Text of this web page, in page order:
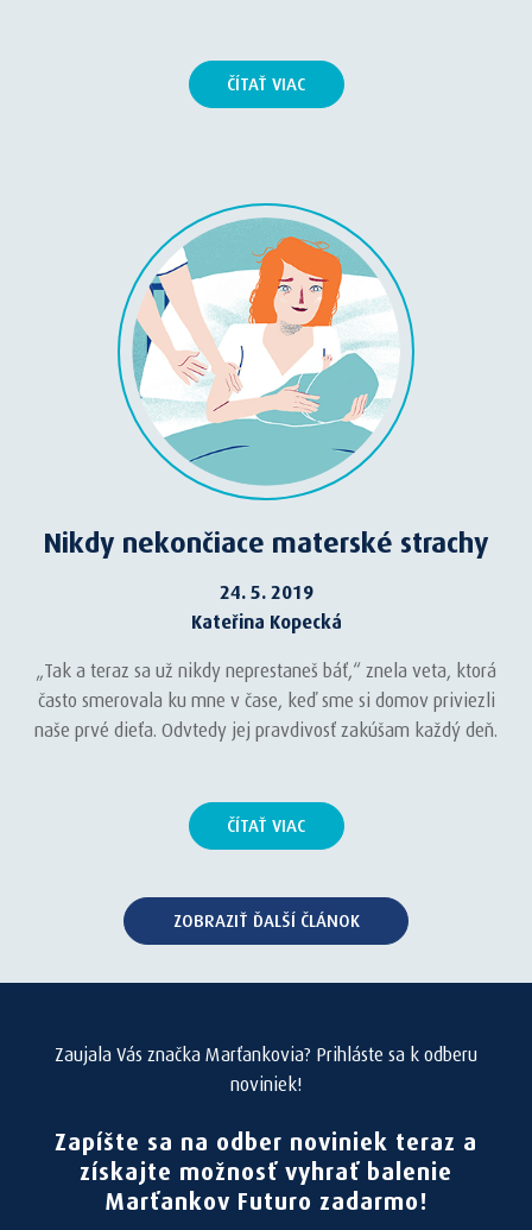
ČÍTAŤ VIAC
Nikdy nekončiace materské strachy
24. 5. 2019
Kateřina Kopecká
„Tak a teraz sa už nikdy neprestaneš báť,“ znela veta, ktorá
často smerovala ku mne v čase, keď sme si domov priviezli
naše prvé dieťa. Odvtedy jej pravdivosť zakúšam každý deň.
ČÍTAŤ VIAC
ZOBRAZIŤ ĎALŠÍ ČLÁNOK
Zaujala Vás značka Marťankovia? Prihláste sa k odberu
noviniek!
Zapíšte sa na odber noviniek teraz a
získajte možnosť vyhrať balenie
Marťankov Futuro zadarmo!